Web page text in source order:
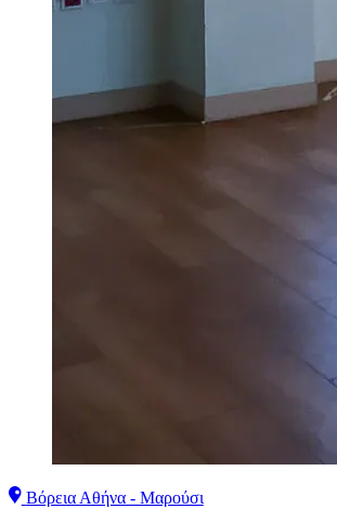
Βόρεια Αθήνα - Μαρούσι